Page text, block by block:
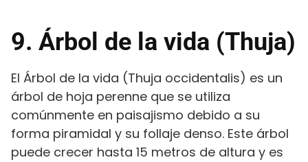
9. Árbol de la vida (Thuja)
El Árbol de la vida (Thuja occidentalis) es un
árbol de hoja perenne que se utiliza
comúnmente en paisajismo debido a su
forma piramidal y su follaje denso. Este árbol
puede crecer hasta 15 metros de altura y es